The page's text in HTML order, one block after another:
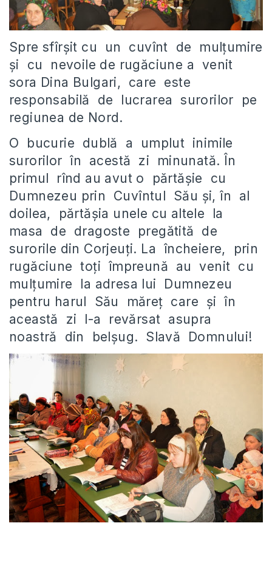
Spre sfîrşit cu un cuvînt de mulţumire
şi cu nevoile de rugăciune a venit
sora Dina Bulgari, care este
responsabilă de lucrarea surorilor pe
regiunea de Nord.
O bucurie dublă a umplut inimile
surorilor în acestă zi minunată. În
primul rînd au avut o părtăşie cu
Dumnezeu prin Cuvîntul Său și, în al
doilea, părtăşia unele cu altele la
masa de dragoste pregătită de
surorile din Corjeuţi. La încheiere, prin
rugăciune toţi împreună au venit cu
mulţumire la adresa lui Dumnezeu
pentru harul Său măreţ care şi în
această zi l-a revărsat asupra
noastră din belşug. Slavă Domnului!